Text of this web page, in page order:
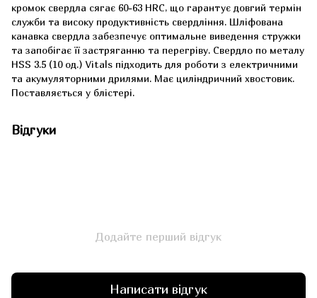
кромок свердла сягає 60-63 HRC, що гарантує довгий термін
служби та високу продуктивність свердління. Шліфована
канавка свердла забезпечує оптимальне виведення стружки
та запобігає її застряганню та перегріву. Свердло по металу
HSS 3.5 (10 од.) Vitals підходить для роботи з електричними
та акумуляторними дрилями. Має циліндричний хвостовик.
Поставляється у блістері.
Відгуки
Додайте перший відгук
Написати відгук